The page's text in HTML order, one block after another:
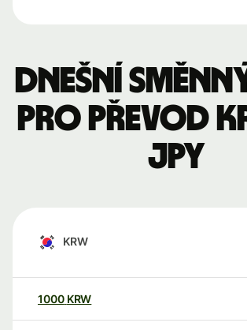
Dnešní
pro převod
JPY
KRW
1000 KRW